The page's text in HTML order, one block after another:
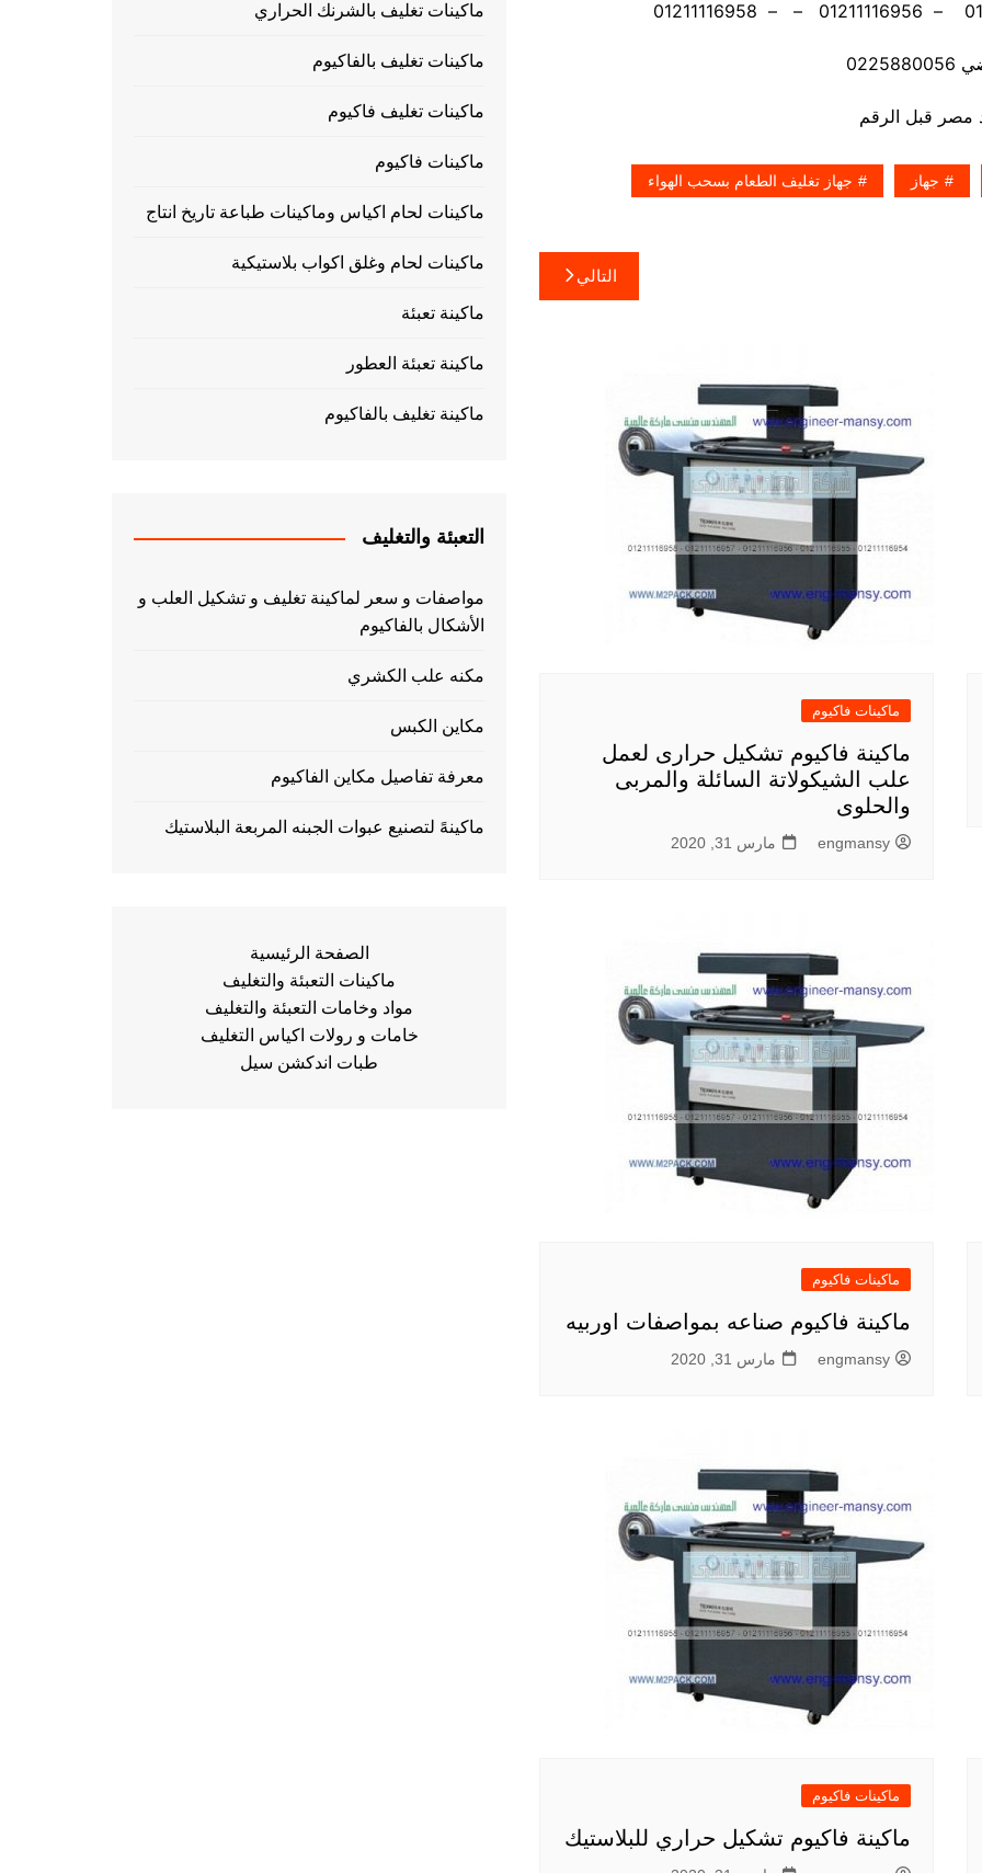
جهاز جهاز تغليف الطعام بسحب الهواء
التالي
ماكينات فاكيوم
ماكينة فاكيوم تشكيل حرارى لعمل
علب الشيكولاتة السائلة والمربى
والحلوى
engmansy مارس 31, 2020
ماكينات فاكيوم
ماكينة فاكيوم صناعه بمواصفات اوربيه
engmansy مارس 31, 2020
ماكينات فاكيوم
ماكينة فاكيوم تشكيل حراري للبلاستيك
ماكينات تغليف بالشرنك الحراري
ماكينات تغليف بالفاكيوم
ماكينات تغليف فاكيوم
ماكينات فاكيوم
ماكينات لحام اكياس وماكينات طباعة تاريخ انتاج
ماكينات لحام وغلق اكواب بلاستيكية
ماكينة تعبئة
ماكينة تعبئة العطور
ماكينة تغليف بالفاكيوم
التعبئة والتغليف
مواصفات و سعر لماكينة تغليف و تشكيل العلب و
الأشكال بالفاكيوم
مكنه علب الكشري
مكاين الكبس
معرفة تفاصيل مكاين الفاكيوم
ماكينهً لتصنيع عبوات الجبنه المربعة البلاستيك
الصفحة الرئيسية
ماكينات التعبئة والتغليف
مواد وخامات التعبئة والتغليف
خامات و رولات اكياس التغليف
طبات اندكشن سيل